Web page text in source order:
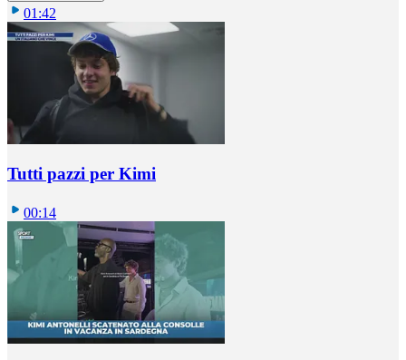
01:42
Tutti pazzi per Kimi
00:14